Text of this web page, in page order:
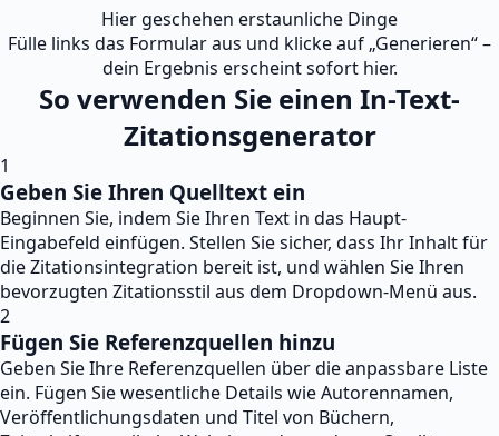
Hier geschehen erstaunliche Dinge
Fülle links das Formular aus und klicke auf „Generieren“ –
dein Ergebnis erscheint sofort hier.
So verwenden Sie einen In-Text-
Zitationsgenerator
1
Geben Sie Ihren Quelltext ein
Beginnen Sie, indem Sie Ihren Text in das Haupt-
Eingabefeld einfügen. Stellen Sie sicher, dass Ihr Inhalt für
die Zitationsintegration bereit ist, und wählen Sie Ihren
bevorzugten Zitationsstil aus dem Dropdown-Menü aus.
2
Fügen Sie Referenzquellen hinzu
Geben Sie Ihre Referenzquellen über die anpassbare Liste
ein. Fügen Sie wesentliche Details wie Autorennamen,
Veröffentlichungsdaten und Titel von Büchern,